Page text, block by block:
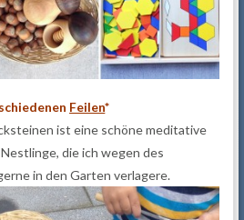
Feilen*
ist eine schöne meditative
die ich wegen des
in den Garten verlagere.